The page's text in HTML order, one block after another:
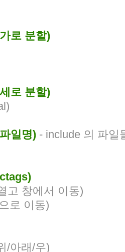
로 분할)
로 분할)
일명) - include 의 파일
고 창에서 이동)
로 이동)
/아래/우)